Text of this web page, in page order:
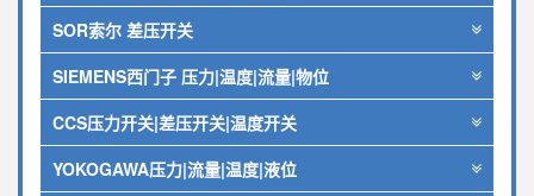
SOR索尔 差压开关
SIEMENS西门子 压力|温度|流量|物位
CCS压力开关|差压开关|温度开关
YOKOGAWA压力|流量|温度|液位